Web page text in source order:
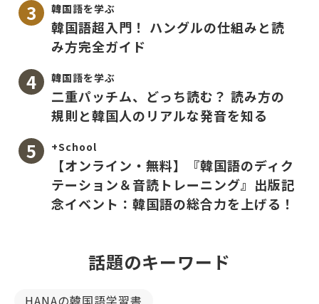
韓国語を学ぶ
韓国語超入門！ ハングルの仕組みと読
み方完全ガイド
韓国語を学ぶ
二重パッチム、どっち読む？ 読み方の
規則と韓国人のリアルな発音を知る
+School
【オンライン・無料】『韓国語のディク
テーション＆音読トレーニング』出版記
念イベント：韓国語の総合力を上げる！
話題のキーワード
HANAの韓国語学習書